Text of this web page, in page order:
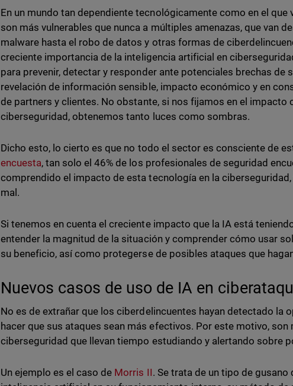
En un mundo tan dependiente tecnológicamente como en el que
son más vulnerables que nunca a múltiples amenazas, que van
malware hasta el robo de datos y otras formas de
creciente importancia de la inteligencia artificial en
para prevenir, detectar y responder ante potenciales brechas de
revelación de información sensible, impacto económico y en
de partners y clientes. No obstante, si nos fijamos en el impacto
ciberseguridad, obtenemos tanto luces como sombras.
Dicho esto, lo cierto es que no todo el sector es consciente de
encuesta, tan solo el 46% de los profesionales de seguridad
comprendido el impacto de esta tecnología en la
mal.
Si tenemos en cuenta el creciente impacto que la IA está
entender la magnitud de la situación y comprender cómo usar
su beneficio, así como protegerse de posibles ataques que
Nuevos casos de uso de IA en
No es de extrañar que los ciberdelincuentes hayan detectado la
hacer que sus ataques sean más efectivos. Por este motivo,
ciberseguridad que llevan tiempo estudiando y alertando sobre
Un ejemplo es el caso de Morris II. Se trata de un tipo de